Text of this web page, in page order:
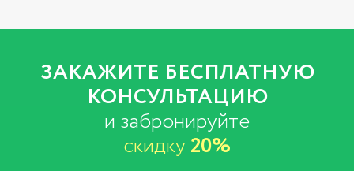
ЗАКАЖИТЕ БЕСПЛАТНУЮ
КОНСУЛЬТАЦИЮ
и забронируйте
скидку 20%